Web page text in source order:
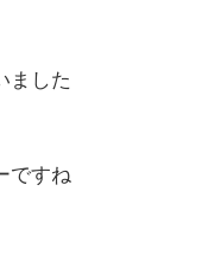
ました
ですね